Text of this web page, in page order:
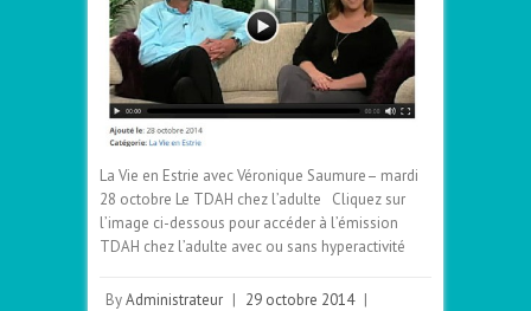
La Vie en Estrie avec Véronique Saumure– mardi
28 octobre Le TDAH chez l’adulte Cliquez sur
l’image ci-dessous pour accéder à l’émission
TDAH chez l’adulte avec ou sans hyperactivité
ByAdministrateur | 29 octobre 2014 |